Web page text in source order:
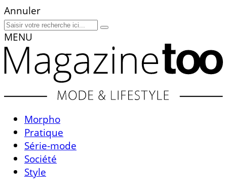
Annuler
MENU
Morpho
Pratique
Série-mode
Société
Style